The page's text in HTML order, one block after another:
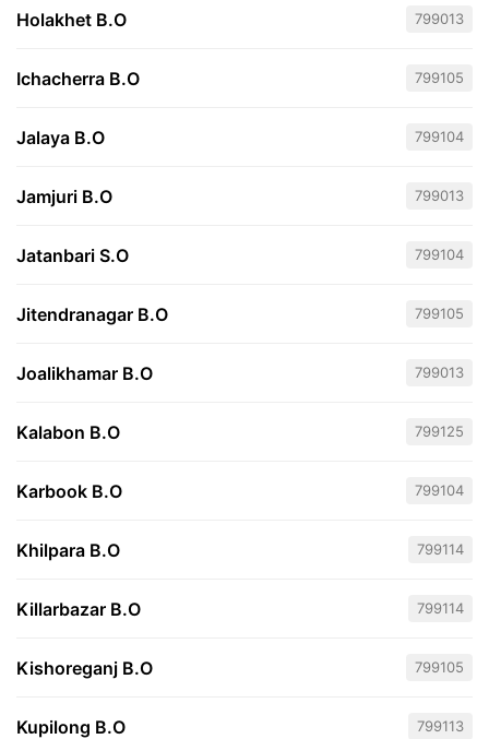
Holakhet B.O 799013
Ichacherra B.O 799105
Jalaya B.O 799104
Jamjuri B.O 799013
Jatanbari S.O 799104
Jitendranagar B.O 799105
Joalikhamar B.O 799013
Kalabon B.O 799125
Karbook B.O 799104
Khilpara B.O 799114
Killarbazar B.O 799114
Kishoreganj B.O 799105
Kupilong B.O 799113